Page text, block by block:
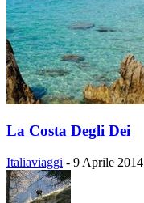
La Costa Degli Dei
Italiaviaggi - 9 Aprile 2014